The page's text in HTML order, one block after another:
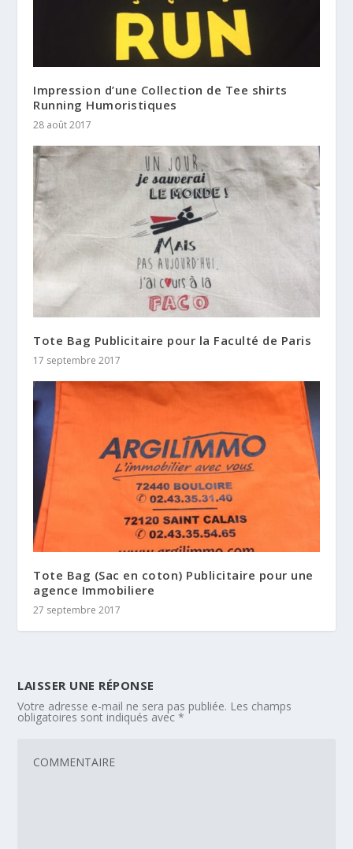
Impression d’une Collection de Tee shirts
Running Humoristiques
28 août 2017
Tote Bag Publicitaire pour la Faculté de Paris
17 septembre 2017
Tote Bag (Sac en coton) Publicitaire pour une
agence Immobiliere
27 septembre 2017
LAISSER UNE RÉPONSE
Votre adresse e-mail ne sera pas publiée. Les champs
obligatoires sont indiqués avec*